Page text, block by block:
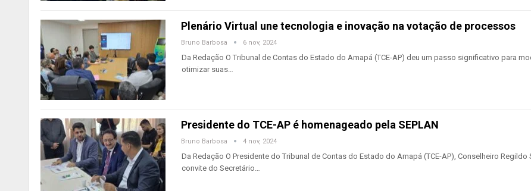
Plenário Virtual une tecnologia e inovação na votação de processos
Bruno Barbosa 6 nov, 2024
Da Redação O Tribunal de Contas do Estado do Amapá (TCE-AP) deu um passo significativo para
otimizar suas…
Presidente do TCE-AP é homenageado pela SEPLAN
Bruno Barbosa 4 nov, 2024
Da Redação O Presidente do Tribunal de Contas do Estado do Amapá (TCE-AP), Conselheiro Regildo
convite do Secretário…